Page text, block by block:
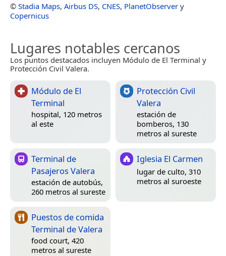
© Stadia Maps, Airbus DS, CNES, PlanetObserver y
Copernicus
Lugares notables cercanos
Los puntos destacados incluyen Módulo de El Terminal y
Protección Civil Valera.
Módulo de El
Terminal
hospital, 120 metros
al este
Protección Civil
Valera
estación de
bomberos, 130
metros al sureste
Terminal de
Pasajeros Valera
estación de autobús,
260 metros al sureste
Iglesia El Carmen
lugar de culto, 310
metros al suroeste
Puestos de comida
Terminal de Valera
food court, 420
metros al sureste